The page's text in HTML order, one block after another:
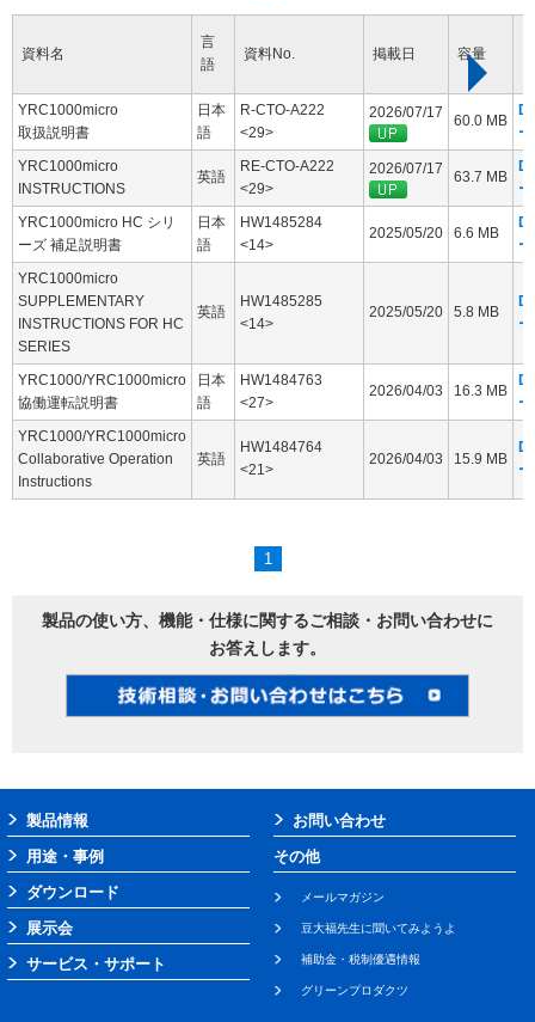
資料名
言
語
資料No. 掲載日 容量
YRC1000micro
取扱説明書
日本
語
R-CTO-A222
<29>
2026/07/17 60.0 MB
YRC1000micro
INSTRUCTIONS
英語
RE-CTO-A222
<29>
2026/07/17 63.7 MB
YRC1000micro HC シリ
ーズ 補足説明書
日本
語
HW1485284
<14>
2025/05/20 6.6 MB
YRC1000micro
SUPPLEMENTARY
INSTRUCTIONS FOR HC
SERIES
英語
HW1485285
<14>
2025/05/20 5.8 MB
YRC1000/YRC1000micro
協働運転説明書
日本
語
HW1484763
<27>
2026/04/03 16.3 MB
YRC1000/YRC1000micro
Collaborative Operation
Instructions
英語
HW1484764
<21>
2026/04/03 15.9 MB
1
製品の使い方、機能・仕様に関するご相談・お問い合わせに
お答えします。
製品情報
用途・事例
ダウンロード
展示会
サービス・サポート
お問い合わせ
その他
メールマガジン
豆大福先生に聞いてみようよ
補助金・税制優遇情報
グリーンプロダクツ